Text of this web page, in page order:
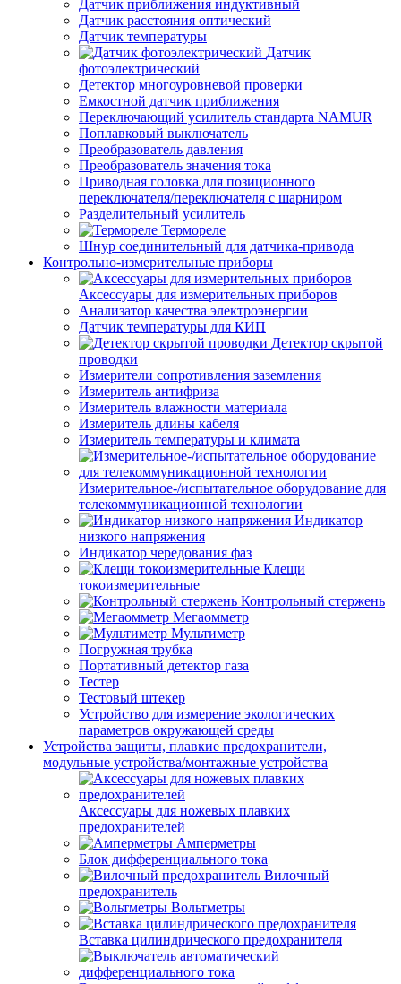
Датчик приближения индуктивный
Датчик расстояния оптический
Датчик температуры
Датчик
фотоэлектрический
Детектор многоуровневой проверки
Емкостной датчик приближения
Переключающий усилитель стандарта NAMUR
Поплавковый выключатель
Преобразователь давления
Преобразователь значения тока
Приводная головка для позиционного
переключателя/переключателя с шарниром
Разделительный усилитель
Термореле
Шнур соединительный для датчика-привода
Контрольно-измерительные приборы
Аксессуары для измерительных приборов
Анализатор качества электроэнергии
Датчик температуры для КИП
Детектор скрытой
проводки
Измерители сопротивления заземления
Измеритель антифриза
Измеритель влажности материала
Измеритель длины кабеля
Измеритель температуры и климата
Измерительное-/испытательное оборудование для
телекоммуникационной технологии
Индикатор
низкого напряжения
Индикатор чередования фаз
Клещи
токоизмерительные
Контрольный стержень
Мегаомметр
Мультиметр
Погружная трубка
Портативный детектор газа
Тестер
Тестовый штекер
Устройство для измерение экологических
параметров окружающей среды
Устройства защиты, плавкие предохранители,
модульные устройства/монтажные устройства
Аксессуары для ножевых плавких
предохранителей
Амперметры
Блок дифференциального тока
Вилочный
предохранитель
Вольтметры
Вставка цилиндрического предохранителя